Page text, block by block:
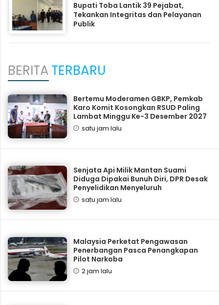
Bupati Toba Lantik 39 Pejabat,
Tekankan Integritas dan Pelayanan
Publik
BERITATERBARU
Bertemu Moderamen GBKP, Pemkab
Karo Komit Kosongkan RSUD Paling
Lambat Minggu Ke-3 Desember 2027
satu jam lalu
Senjata Api Milik Mantan Suami
Diduga Dipakai Bunuh Diri, DPR Desak
Penyelidikan Menyeluruh
satu jam lalu
Malaysia Perketat Pengawasan
Penerbangan Pasca Penangkapan
Pilot Narkoba
2 jam lalu